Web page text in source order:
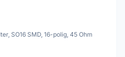
SO16 SMD, 16-polig, 45 Ohm